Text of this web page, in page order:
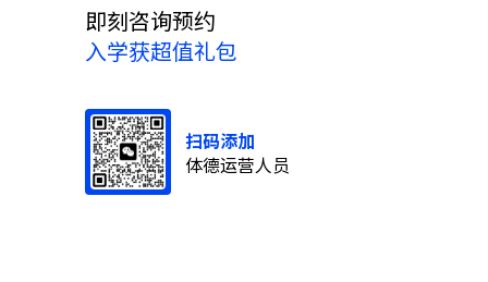
即刻咨询预约
入学获超值礼包
扫码添加
体德运营人员